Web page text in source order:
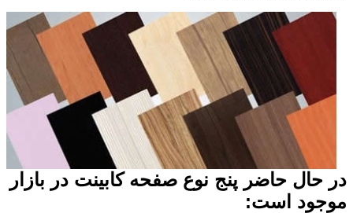
در حال حاضر پنج نوع صفحه کابینت در بازار
موجود است: